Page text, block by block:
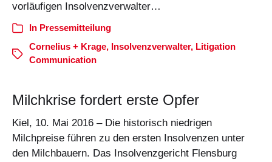
vorläufigen Insolvenzverwalter…
In Pressemitteilung
Cornelius + Krage, Insolvenzverwalter, Litigation
Communication
Milchkrise fordert erste Opfer
Kiel, 10. Mai 2016 – Die historisch niedrigen
Milchpreise führen zu den ersten Insolvenzen unter
den Milchbauern. Das Insolvenzgericht Flensburg